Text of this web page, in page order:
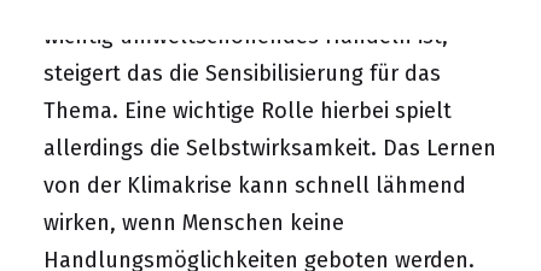
wichtig umweltschonendes Handeln ist,
steigert das die Sensibilisierung für das
Thema. Eine wichtige Rolle hierbei spielt
allerdings die Selbstwirksamkeit. Das Lernen
von der Klimakrise kann schnell lähmend
wirken, wenn Menschen keine
Handlungsmöglichkeiten geboten werden.